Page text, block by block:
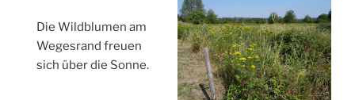
Die Wildblumen am
Wegesrand freuen
sich über die Sonne.